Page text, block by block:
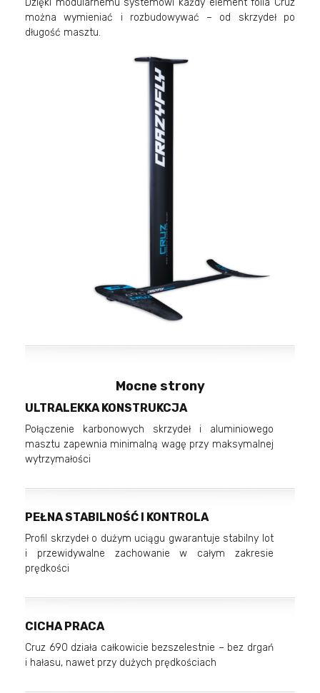
można wymieniać i rozbudowywać – od skrzydeł po
długość masztu.
Mocne strony
ULTRALEKKA KONSTRUKCJA
Połączenie karbonowych skrzydeł i aluminiowego
masztu zapewnia minimalną wagę przy maksymalnej
wytrzymałości
PEŁNA STABILNOŚĆ I KONTROLA
Profil skrzydeł o dużym uciągu gwarantuje stabilny lot
i przewidywalne zachowanie w całym zakresie
prędkości
CICHA PRACA
Cruz 690 działa całkowicie bezszelestnie – bez drgań
i hałasu, nawet przy dużych prędkościach